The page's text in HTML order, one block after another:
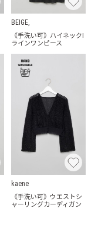
BEIGE,
《手洗い可》ハイネックI
ラインワンピース
kaene
《手洗い可》ウエストシ
ャーリングカーディガン